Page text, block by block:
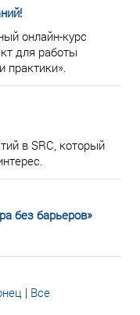
онлайн-курс
для работы
практики».
в SRC, который
без барьеров»
| Все